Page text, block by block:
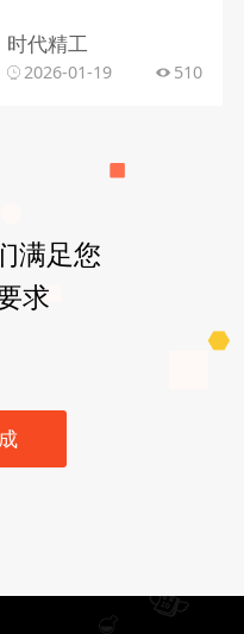
时代精工
2026-01-19 510
满足您
求